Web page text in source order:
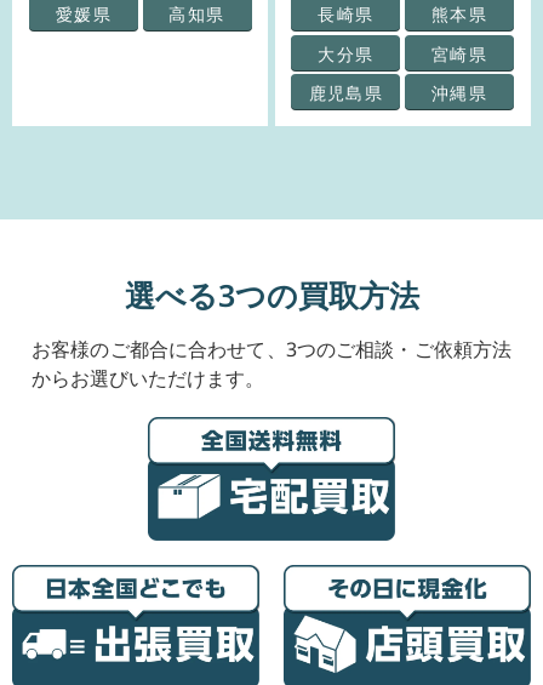
愛媛県
高知県
長崎県
熊本県
大分県
宮崎県
鹿児島県
沖縄県
選べる3つの買取方法
お客様のご都合に合わせて、3つのご相談・ご依頼方法
からお選びいただけます。